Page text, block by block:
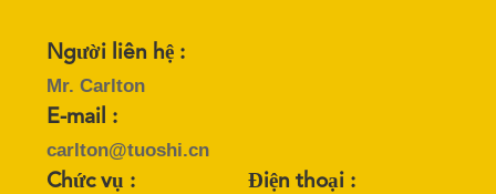
YÊU
CẦU
BÁO
GIÁ
Người liên hệ :
Mr. Carlton
E-mail :
carlton@tuoshi.cn
Chức vụ :
Điện thoại :